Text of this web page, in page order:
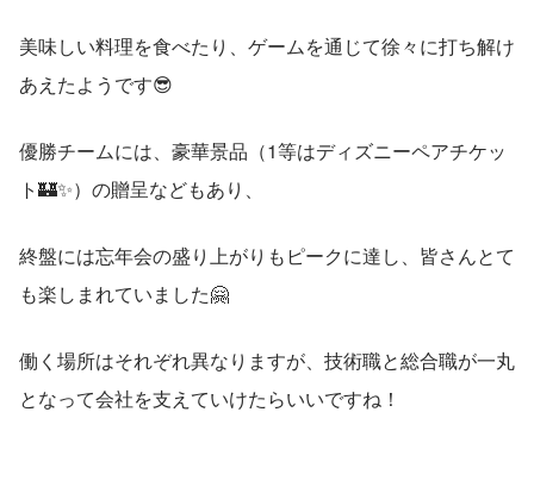
美味しい料理を食べたり、ゲームを通じて徐々に打ち解け
あえたようです😎
優勝チームには、豪華景品（1等はディズニーペアチケッ
ト🏰✨）の贈呈などもあり、
終盤には忘年会の盛り上がりもピークに達し、皆さんとて
も楽しまれていました🤗
働く場所はそれぞれ異なりますが、技術職と総合職が一丸
となって会社を支えていけたらいいですね！